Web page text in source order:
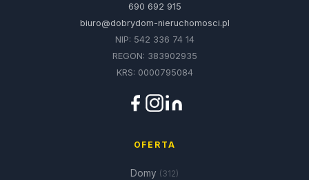
690 692 915
biuro@dobrydom-nieruchomosci.pl
NIP: 542 336 74 14
REGON: 383902935
KRS: 0000795084
OFERTA
Domy (312)